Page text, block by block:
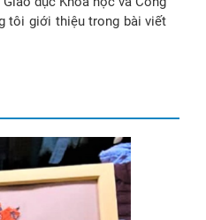
tôi giới thiệu trong bài viết